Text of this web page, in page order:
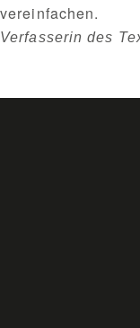
vereinfachen.
Verfasserin des